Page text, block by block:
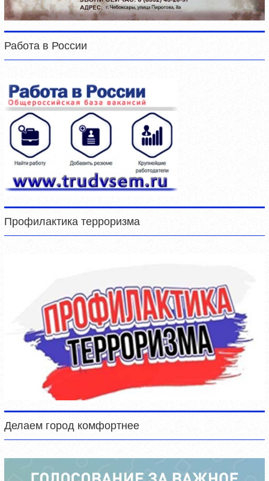
Работа в России
Профилактика терроризма
Делаем город комфортнее